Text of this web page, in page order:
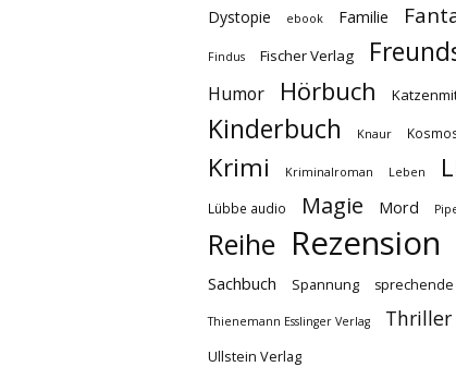
Dystopie ebook Familie
Findus Fischer Verlag
Humor Hörbuch
Kinderbuch Knaur
Krimi Kriminalroman Leben
Lübbe audio Magie Mord
Reihe Rezension
Sachbuch Spannung sprechende
Thienemann Esslinger Verlag Thriller
Ullstein Verlag